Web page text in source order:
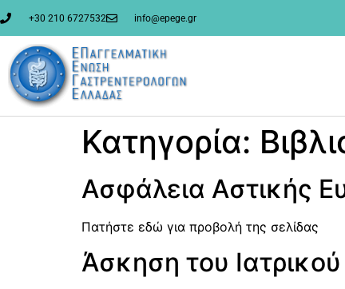
περιεχόμενο
+30 210 6727532 info@epege.gr
Κατηγορία:
Ασφάλεια Αστικής
Πατήστε εδώ για προβολή της σελίδας
Άσκηση του